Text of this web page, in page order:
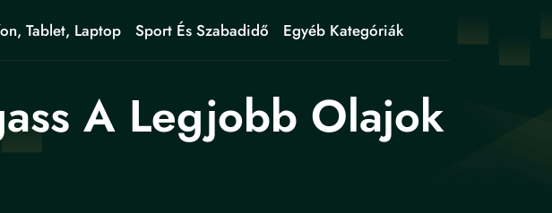
Tablet, Laptop Sport És Szabadidő Egyéb Kategóriák
A Legjobb Olajok